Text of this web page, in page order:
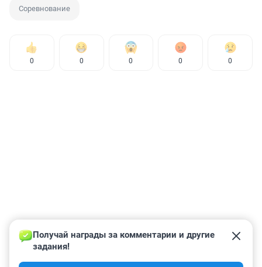
Соревнование
0 0 0 0 0
Получай награды за комментарии и другие
задания!